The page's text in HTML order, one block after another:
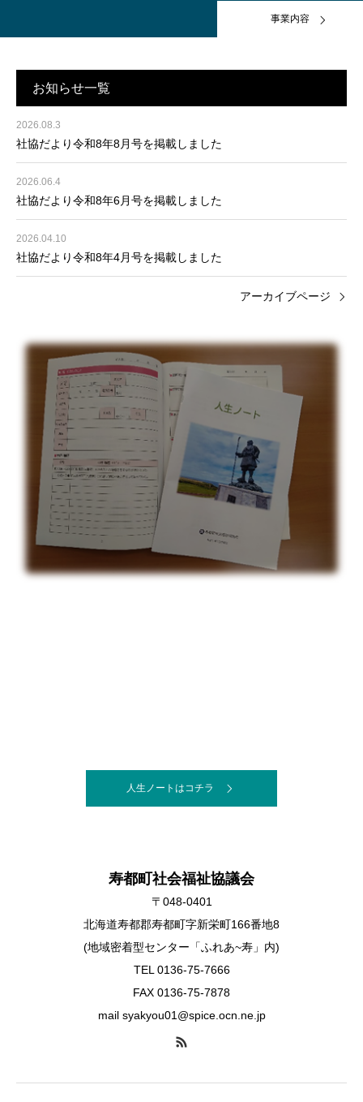
事業内容
お知らせ一覧
2026.08.3
社協だより令和8年8月号を掲載しました
2026.06.4
社協だより令和8年6月号を掲載しました
2026.04.10
社協だより令和8年4月号を掲載しました
アーカイブページ
人生ノートはコチラ
寿都町社会福祉協議会
〒048-0401
北海道寿都郡寿都町字新栄町166番地8
(地域密着型センター「ふれあ~寿」内)
TEL 0136-75-7666
FAX 0136-75-7878
mail syakyou01@spice.ocn.ne.jp